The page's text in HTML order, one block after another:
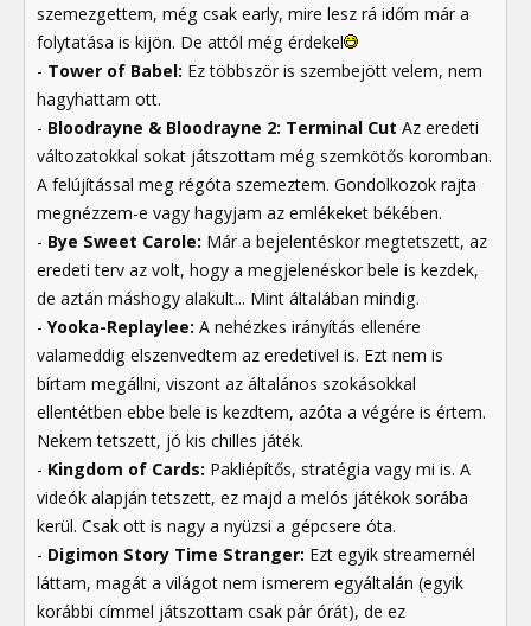
szemezgettem, még csak early, mire lesz rá időm már a
folytatása is kijön. De attól még érdekel
- Tower of Babel: Ez többször is szembejött velem, nem
hagyhattam ott.
- Bloodrayne & Bloodrayne 2: Terminal Cut Az eredeti
változatokkal sokat játszottam még szemkötős koromban.
A felújítással meg régóta szemeztem. Gondolkozok rajta
megnézzem-e vagy hagyjam az emlékeket békében.
- Bye Sweet Carole: Már a bejelentéskor megtetszett, az
eredeti terv az volt, hogy a megjelenéskor bele is kezdek,
de aztán máshogy alakult... Mint általában mindig.
-Yooka-Replaylee: A nehézkes irányítás ellenére
valameddig elszenvedtem az eredetivel is. Ezt nem is
bírtam megállni, viszont az általános szokásokkal
ellentétben ebbe bele is kezdtem, azóta a végére is értem.
Nekem tetszett, jó kis chilles játék.
- Kingdom of Cards: Pakliépítős, stratégia vagy mi is. A
videók alapján tetszett, ez majd a melós játékok sorába
kerül. Csak ott is nagy a nyüzsi a gépcsere óta.
- Digimon Story Time Stranger: Ezt egyik streamernél
láttam, magát a világot nem ismerem egyáltalán (egyik
korábbi címmel játszottam csak pár órát), de ez